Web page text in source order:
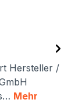
Hersteller /
Mehr